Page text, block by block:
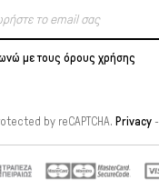
με τους όρους χρήσης
by reCAPTCHA. Privacy-